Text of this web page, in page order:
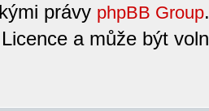
právy phpBB Group
a může být